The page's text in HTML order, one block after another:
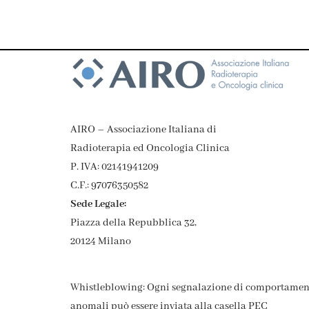
AIRO – Associazione Italiana di
Radioterapia ed Oncologia Clinica
P. IVA: 02141941209
C.F.: 97076350582
Sede Legale:
Piazza della Repubblica 32,
20124 Milano
Whistleblowing: Ogni segnalazione di
anomali può essere inviata alla casella PEC